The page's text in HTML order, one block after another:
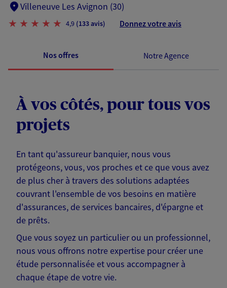
Villeneuve Les Avignon (30)
4,9 (133 avis) Donnez votre avis
Nos offres Notre Agence
À vos côtés, pour tous vos
projets
En tant qu'assureur banquier, nous vous
protégeons, vous, vos proches et ce que vous avez
de plus cher à travers des solutions adaptées
couvrant l'ensemble de vos besoins en matière
d'assurances, de services bancaires, d'épargne et
de prêts.
Que vous soyez un particulier ou un professionnel,
nous vous offrons notre expertise pour créer une
étude personnalisée et vous accompagner à
chaque étape de votre vie.